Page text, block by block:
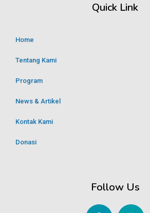
Quick Link
Home
Tentang Kami
Program
News & Artikel
Kontak Kami
Donasi
Follow Us